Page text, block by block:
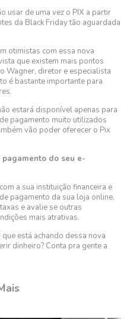
usar de uma vez o PIX a partir
da Black Friday tão aguardada
otimistas com essa nova
que existem mais pontos
Wagner, diretor e especialista
é bastante importante para
estará disponível apenas para
pagamento muito utilizados
vão poder oferecer o Pix
do seu e-
a sua instituição financeira e
pagamento da sua loja online.
e avalie se outras
mais atrativas.
que está achando dessa nova
dinheiro? Conta pra gente a